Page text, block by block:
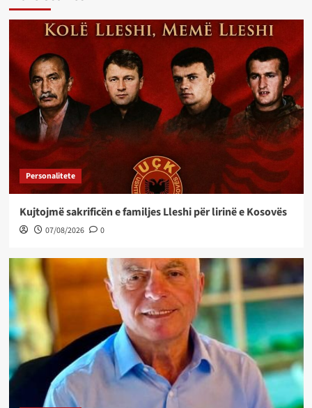
Personalitete
Kujtojmë sakrificën e familjes Lleshi për lirinë e Kosovës
07/08/2026 0